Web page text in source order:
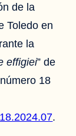
de la
Toledo en
la
effigiei” de
18
.